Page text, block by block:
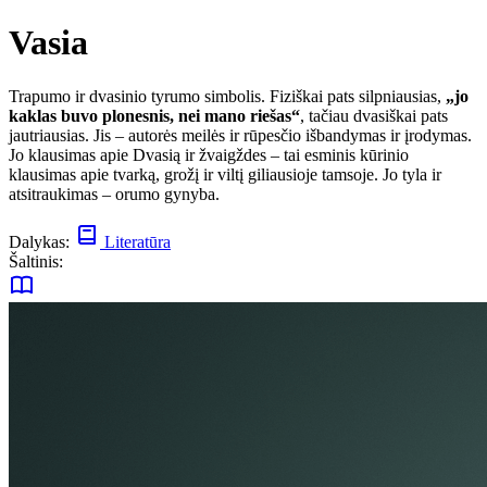
Vasia
Trapumo ir dvasinio tyrumo simbolis. Fiziškai pats silpniausias, „jo
kaklas buvo plonesnis, nei mano riešas“, tačiau dvasiškai pats
jautriausias. Jis – autorės meilės ir rūpesčio išbandymas ir įrodymas.
Jo klausimas apie Dvasią ir žvaigždes – tai esminis kūrinio
klausimas apie tvarką, grožį ir viltį giliausioje tamsoje. Jo tyla ir
atsitraukimas – orumo gynyba.
Dalykas:
Literatūra
Šaltinis: